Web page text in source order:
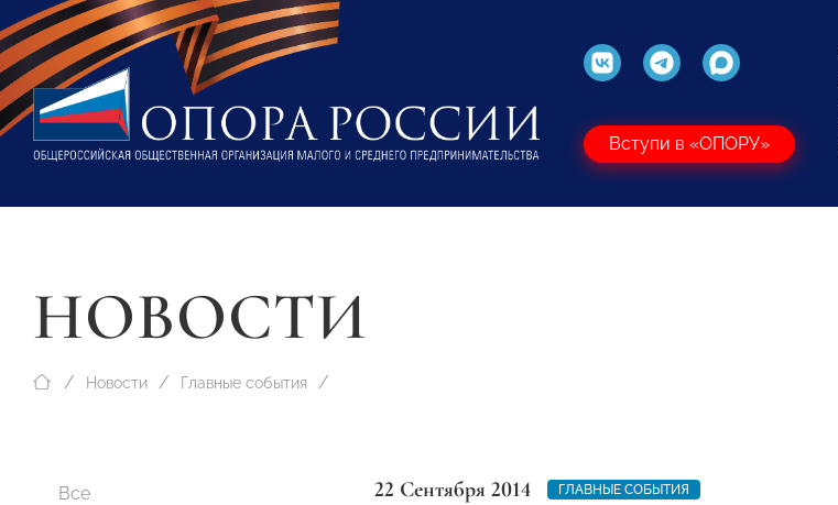
Вступи в «ОПОРУ»
НОВОСТИ
Новости Главные события
Все
22 Сентября 2014 ГЛАВНЫЕ СОБЫТИЯ